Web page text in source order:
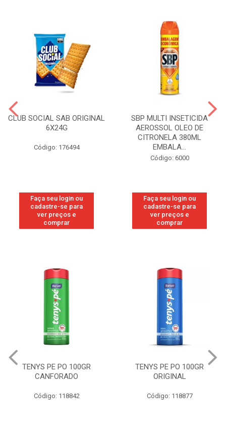
CLUB SOCIAL SAB ORIGINAL
6X24G
Código: 176494
Faça seu login ou
cadastre-se para
ver preços e
comprar
SBP MULTI INSETICIDA
AEROSSOL OLEO DE
CITRONELA 380ML
EMBALA...
Código: 6000
Faça seu login ou
cadastre-se para
ver preços e
comprar
TENYS PE PO 100GR
CANFORADO
Código: 118842
TENYS PE PO 100GR
ORIGINAL
Código: 118877